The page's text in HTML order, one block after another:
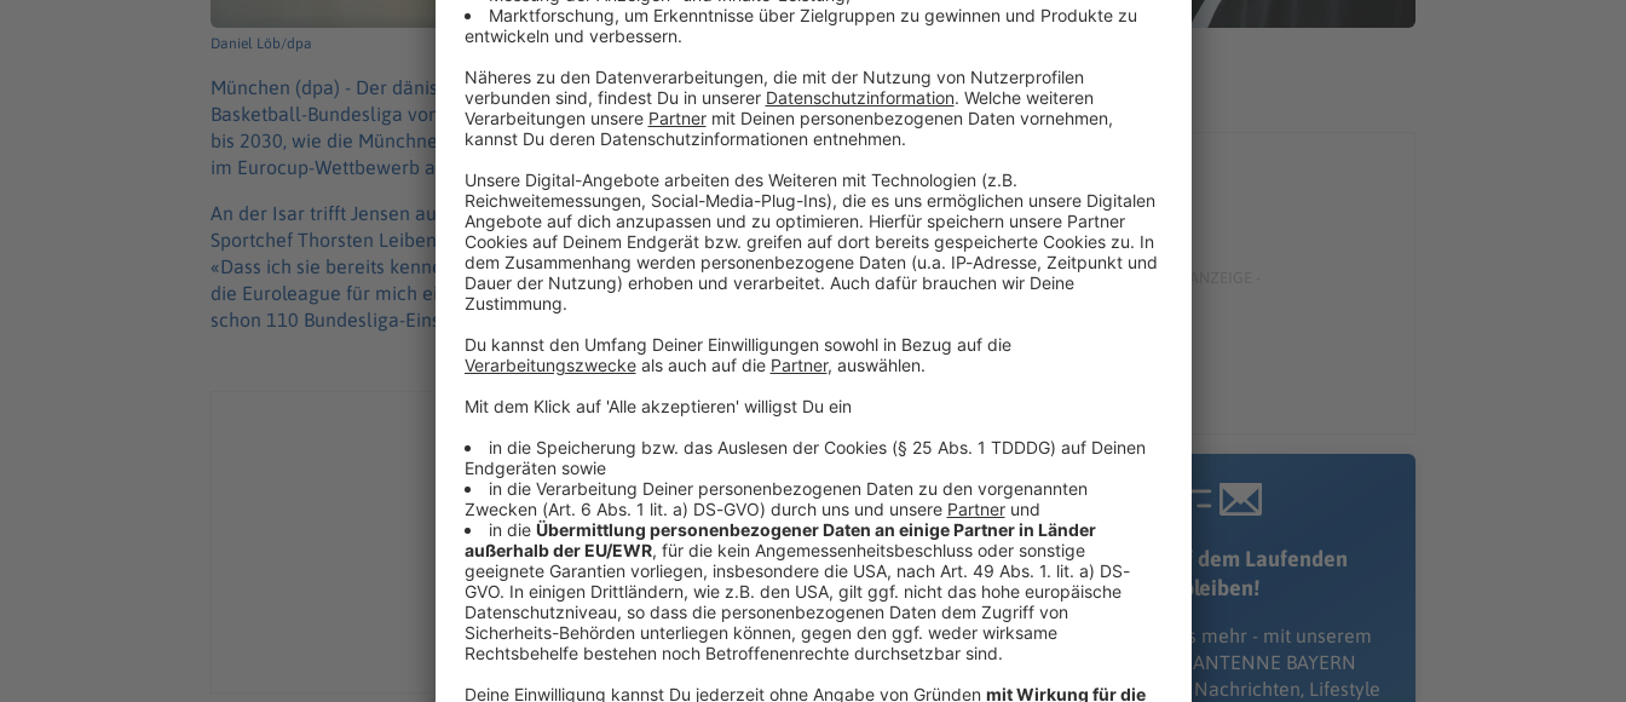
Daniel Löb/dpa
München (dpa) - Der dänische Nationalspieler Tobias Jensen wechselt innerhalb der
Basketball-Bundesliga von ratiopharm Ulm zum FC Bayern. Er unterschrieb einen Vertrag
bis 2030, wie die Münchner mitteilten. In der abgelaufenen Saison wurde er als «Rising Star»
im Eurocup-Wettbewerb ausgezeichnet.
An der Isar trifft Jensen auf bekannte Gesichter: Mit dem neuen Trainer Anton Gavel,
Sportchef Thorsten Leibenath und Justinian Jessup arbeitete er bereits in Ulm zusammen.
«Dass ich sie bereits kenne, wird es erleichtern, obwohl ich mir sehr klar bewusst bin, dass
die Euroleague für mich ein neues Level sein wird», sagte der 22 Jahre alte Guard, der
schon 110 Bundesliga-Einsätze vorzuweisen hat.
Immer auf dem Laufenden
bleiben!
Verpass' nichts mehr - mit unserem
kostenlosen ANTENNE BAYERN
Newsletter. Ob Nachrichten, Lifestyle